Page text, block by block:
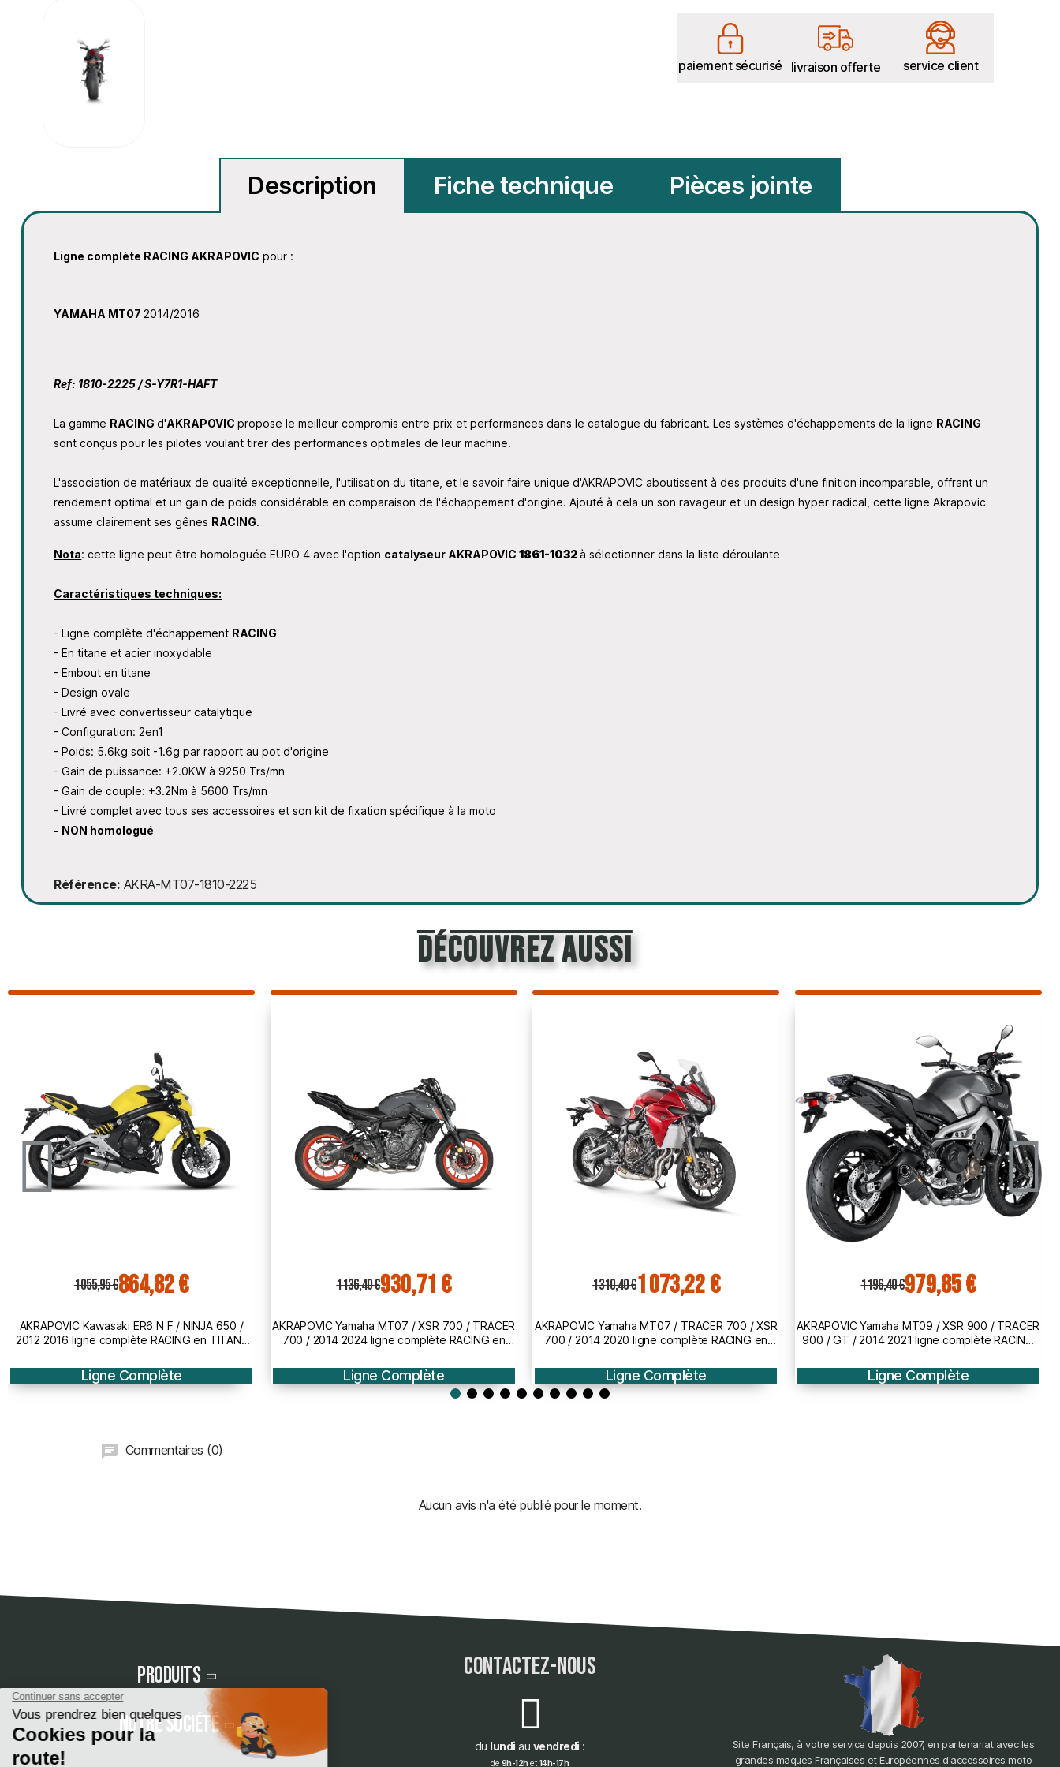
paiement sécurisé livraison offerte service client
Description Fiche technique Pièces jointe
Ligne complète RACING AKRAPOVIC pour :
YAMAHA MT07 2014/2016
Ref: 1810-2225 / S-Y7R1-HAFT
La gamme RACINGd'AKRAPOVICpropose le meilleur compromis entre prix et performances dans le catalogue du fabricant. Les systèmes d'échappements de la ligne RACING
sont conçus pour les pilotes voulant tirer des performances optimales de leur machine.
L'association de matériaux de qualité exceptionnelle, l'utilisation du titane, et le savoir faire unique d'AKRAPOVIC aboutissent à des produits d'une finition incomparable, offrant un
rendement optimal et un gain de poids considérable en comparaison de l'échappement d'origine. Ajouté à cela un son ravageur et un design hyper radical, cette ligne Akrapovic
assume clairement ses gênes RACING.
Nota: cette ligne peut être homologuée EURO 4 avec l'option catalyseur AKRAPOVIC1861-1032à sélectionner dans la liste déroulante
Caractéristiques techniques:
- Ligne complète d'échappement RACING
- En titane et acier inoxydable
- Embout en titane
- Design ovale
- Livré avec convertisseur catalytique
- Configuration: 2en1
- Poids: 5.6kg soit -1.6g par rapport au pot d'origine
- Gain de puissance: +2.0KW à 9250 Trs/mn
- Gain de couple: +3.2Nm à 5600 Trs/mn
- Livré complet avec tous ses accessoires et son kit de fixation spécifique à la moto
- NON homologué
Référence AKRA-MT07-1810-2225
découvrez aussi
1 136,40 €930,71 €
AKRAPOVIC Yamaha MT07 / XSR 700 / TRACER
700 / 2014 2024 ligne complète RACING en
3229
Ligne Complète
1 310,40 €1 073,22 €
AKRAPOVIC Yamaha MT07 / TRACER 700 / XSR
700 / 2014 2020 ligne complète RACING en
2398
Ligne Complète
1 196,40 €979,85 €
AKRAPOVIC Yamaha MT09 / XSR 900 / TRACER
900 / GT / 2014 2021 ligne complète RACING
Ligne Complète
1 436,40 €1 176,41 €
AKRAPOVIC Yamaha MT09 / TRACER 900 /
2014 2016 ligne complète RACING en TITANE
Ligne Complète
Commentaires (0)
Aucun avis n'a été publié pour le moment.
Produits
Notre société
contactez-nous
du lundi au vendredi :
de 9h-12het 14h-17h
Site Français, à votre service depuis 2007, en partenariat avec les
grandes maques Françaises et Européennes d'accessoires moto